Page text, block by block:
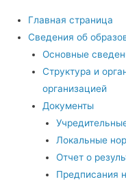
Главная страница
Сведения об
Основные
Структура и
организацией
Документы
Локальные
Отчет о
Предписания